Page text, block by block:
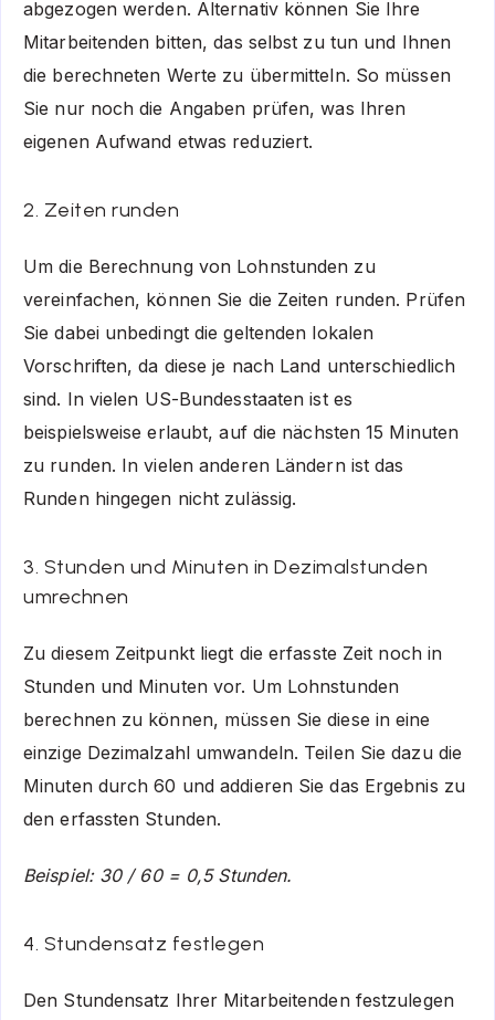
abgezogen werden. Alternativ können Sie Ihre
Mitarbeitenden bitten, das selbst zu tun und Ihnen
die berechneten Werte zu übermitteln. So müssen
Sie nur noch die Angaben prüfen, was Ihren
eigenen Aufwand etwas reduziert.
2. Zeiten runden
Um die Berechnung von Lohnstunden zu
vereinfachen, können Sie die Zeiten runden. Prüfen
Sie dabei unbedingt die geltenden lokalen
Vorschriften, da diese je nach Land unterschiedlich
sind. In vielen US-Bundesstaaten ist es
beispielsweise erlaubt, auf die nächsten 15 Minuten
zu runden. In vielen anderen Ländern ist das
Runden hingegen nicht zulässig.
3. Stunden und Minuten in Dezimalstunden
umrechnen
Zu diesem Zeitpunkt liegt die erfasste Zeit noch in
Stunden und Minuten vor. Um Lohnstunden
berechnen zu können, müssen Sie diese in eine
einzige Dezimalzahl umwandeln. Teilen Sie dazu die
Minuten durch 60 und addieren Sie das Ergebnis zu
den erfassten Stunden.
Beispiel: 30 / 60 = 0,5 Stunden.
4. Stundensatz festlegen
Den Stundensatz Ihrer Mitarbeitenden festzulegen